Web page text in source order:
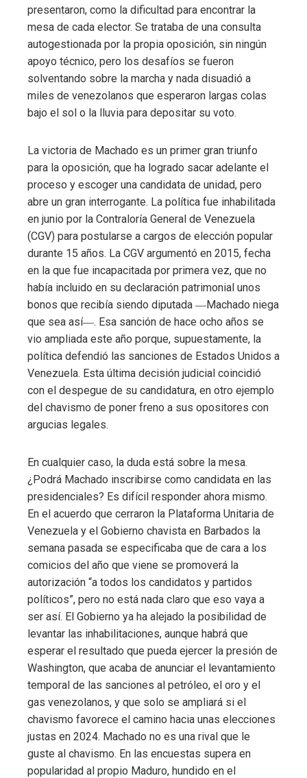
presentaron, como la dificultad para encontrar la
mesa de cada elector. Se trataba de una consulta
autogestionada por la propia oposición, sin ningún
apoyo técnico, pero los desafíos se fueron
solventando sobre la marcha y nada disuadió a
miles de venezolanos que esperaron largas colas
bajo el sol o la lluvia para depositar su voto.
La victoria de Machado es un primer gran triunfo
para la oposición, que ha logrado sacar adelante el
proceso y escoger una candidata de unidad, pero
abre un gran interrogante. La política fue inhabilitada
en junio por la Contraloría General de Venezuela
(CGV) para postularse a cargos de elección popular
durante 15 años. La CGV argumentó en 2015, fecha
en la que fue incapacitada por primera vez, que no
había incluido en su declaración patrimonial unos
bonos que recibía siendo diputada ―Machado niega
que sea así―. Esa sanción de hace ocho años se
vio ampliada este año porque, supuestamente, la
política defendió las sanciones de Estados Unidos a
Venezuela. Esta última decisión judicial coincidió
con el despegue de su candidatura, en otro ejemplo
del chavismo de poner freno a sus opositores con
argucias legales.
En cualquier caso, la duda está sobre la mesa.
¿Podrá Machado inscribirse como candidata en las
presidenciales? Es difícil responder ahora mismo.
En el acuerdo que cerraron la Plataforma Unitaria de
Venezuela y el Gobierno chavista en Barbados la
semana pasada se especificaba que de cara a los
comicios del año que viene se promoverá la
autorización “a todos los candidatos y partidos
políticos”, pero no está nada claro que eso vaya a
ser así. El Gobierno ya ha alejado la posibilidad de
levantar las inhabilitaciones, aunque habrá que
esperar el resultado que pueda ejercer la presión de
Washington, que acaba de anunciar el levantamiento
temporal de las sanciones al petróleo, el oro y el
gas venezolanos, y que solo se ampliará si el
chavismo favorece el camino hacia unas elecciones
justas en 2024. Machado no es una rival que le
guste al chavismo. En las encuestas supera en
popularidad al propio Maduro, hundido en el